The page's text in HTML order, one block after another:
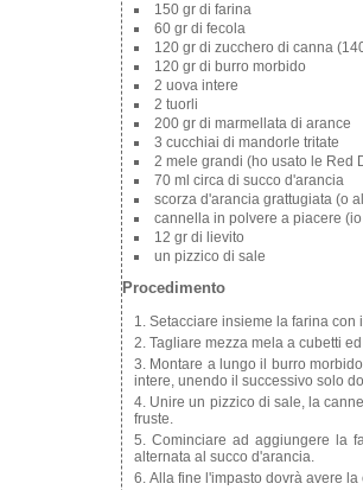
150 gr di farina
60 gr di fecola
120 gr di zucchero di canna
120 gr di burro morbido
2 uova intere
2 tuorli
200 gr di marmellata di arance
3 cucchiai di mandorle tritate
2 mele grandi (ho usato le Red
70 ml circa di succo d'arancia
scorza d'arancia grattugiata (o
cannella in polvere a piacere
12 gr di lievito
un pizzico di sale
Procedimento
Setacciare insieme la farina con
Tagliare mezza mela a cubetti
Montare a lungo il burro
intere, unendo il successivo solo
Unire un pizzico di sale, la
fruste.
Cominciare ad aggiungere la
alternata al succo d'arancia.
Alla fine l'impasto dovrà avere